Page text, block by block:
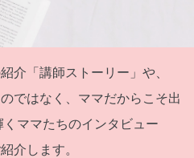
介「講師ストーリー」や、
ではなく、ママだからこそ出
ママたちのインタビュー
介します。